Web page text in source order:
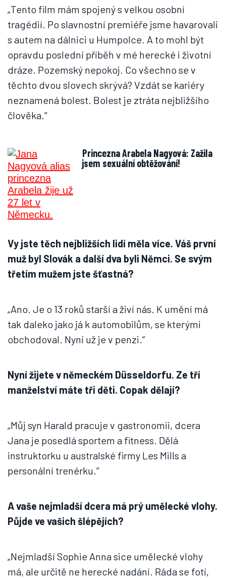
„Tento film mám spojený s velkou osobní
tragédií. Po slavnostní premiéře jsme havarovali
s autem na dálnici u Humpolce. A to mohl být
opravdu poslední příběh v mé herecké i životní
dráze. Pozemský nepokoj. Co všechno se v
těchto dvou slovech skrývá? Vzdát se kariéry
neznamená bolest. Bolest je ztráta nejbližšího
člověka.“
Princezna Arabela Nagyová: Zažila
jsem sexuální obtěžování!
Vy jste těch nejbližších lidí měla více. Váš první
muž byl Slovák a další dva byli Němci. Se svým
třetím mužem jste šťastná?
„Ano. Je o 13 roků starší a živí nás. K umění má
tak daleko jako já k automobilům, se kterými
obchodoval. Nyní už je v penzi.“
Nyní žijete v německém Düsseldorfu. Ze tří
manželství máte tři děti. Copak dělají?
„Můj syn Harald pracuje v gastronomii, dcera
Jana je posedlá sportem a fitness. Dělá
instruktorku u australské firmy Les Mills a
personální trenérku.“
A vaše nejmladší dcera má prý umělecké vlohy.
Půjde ve vašich šlépějích?
„Nejmladší Sophie Anna sice umělecké vlohy
má, ale určitě ne herecké nadání. Ráda se fotí,